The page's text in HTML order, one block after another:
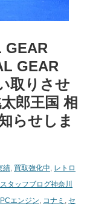
​GEAR
取りさせ
郎王国 相
らせしま
績, 買取強化中, レトロ
タッフブログ神奈川
PCエンジン, コナミ , セ